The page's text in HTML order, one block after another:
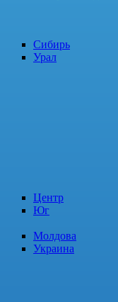
Сибирь
Урал
Центр
Юг
Молдова
Украина